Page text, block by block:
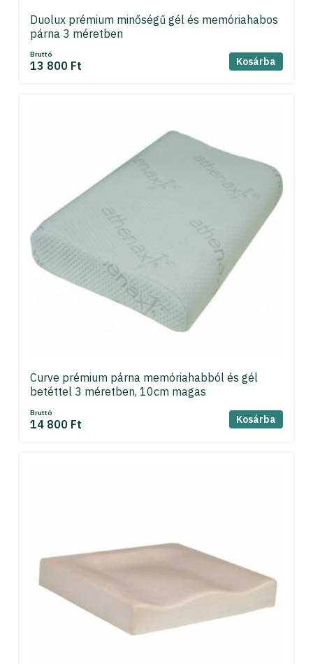
Duolux prémium minőségű gél és memóriahabos
párna 3 méretben
Bruttó
13 800 Ft Kosárba
Curve prémium párna memóriahabból és gél
betéttel 3 méretben, 10cm magas
Bruttó
14 800 Ft Kosárba